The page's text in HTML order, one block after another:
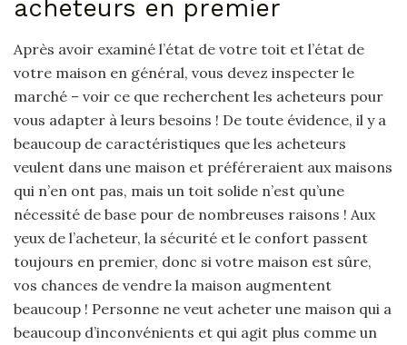
acheteurs en premier
Après avoir examiné l’état de votre toit et l’état de
votre maison en général, vous devez inspecter le
marché – voir ce que recherchent les acheteurs pour
vous adapter à leurs besoins ! De toute évidence, il y a
beaucoup de caractéristiques que les acheteurs
veulent dans une maison et préféreraient aux maisons
qui n’en ont pas, mais un toit solide n’est qu’une
nécessité de base pour de nombreuses raisons ! Aux
yeux de l’acheteur, la sécurité et le confort passent
toujours en premier, donc si votre maison est sûre,
vos chances de vendre la maison augmentent
beaucoup ! Personne ne veut acheter une maison qui a
beaucoup d’inconvénients et qui agit plus comme un